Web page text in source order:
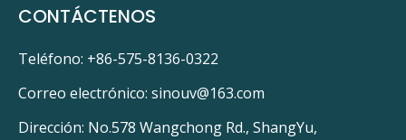
CONTÁCTENOS
Teléfono: +86-575-8136-0322
Correo electrónico: sinouv@163.com
Dirección: No.578 Wangchong Rd., ShangYu,